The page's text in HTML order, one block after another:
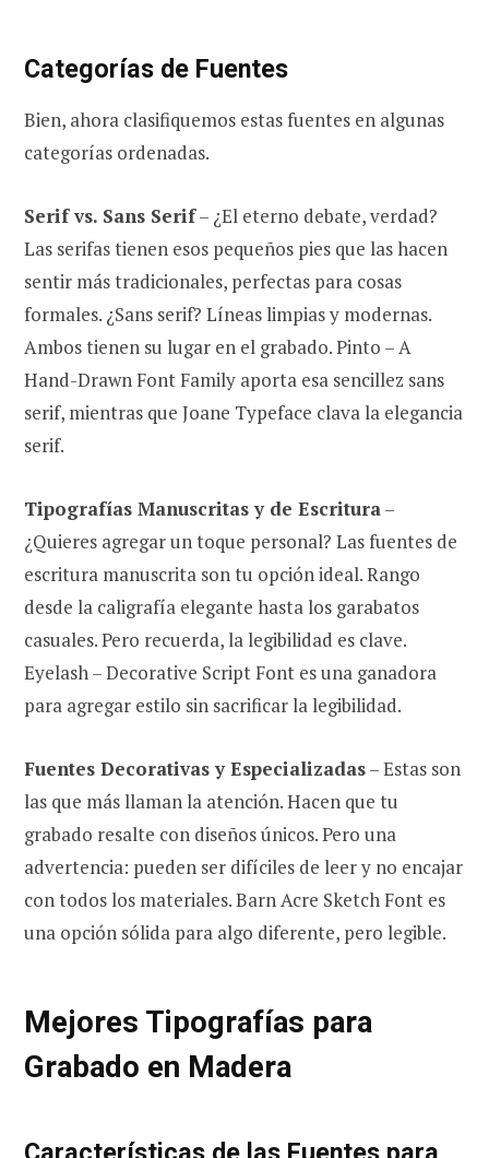
Categorías de Fuentes
Bien, ahora clasifiquemos estas fuentes en algunas
categorías ordenadas.
Serif vs. Sans Serif– ¿El eterno debate, verdad?
Las serifas tienen esos pequeños pies que las hacen
sentir más tradicionales, perfectas para cosas
formales. ¿Sans serif? Líneas limpias y modernas.
Ambos tienen su lugar en el grabado. Pinto – A
Hand-Drawn Font Family aporta esa sencillez sans
serif, mientras que Joane Typeface clava la elegancia
serif.
Tipografías Manuscritas y de Escritura–
¿Quieres agregar un toque personal? Las fuentes de
escritura manuscrita son tu opción ideal. Rango
desde la caligrafía elegante hasta los garabatos
casuales. Pero recuerda, la legibilidad es clave.
Eyelash – Decorative Script Font es una ganadora
para agregar estilo sin sacrificar la legibilidad.
Fuentes Decorativas y Especializadas– Estas son
las que más llaman la atención. Hacen que tu
grabado resalte con diseños únicos. Pero una
advertencia: pueden ser difíciles de leer y no encajar
con todos los materiales. Barn Acre Sketch Font es
una opción sólida para algo diferente, pero legible.
Mejores Tipografías para
Grabado en Madera